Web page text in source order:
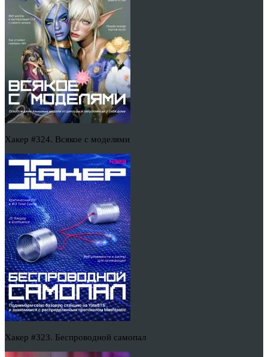
Хакер #324. Всякое с моделями
Хакер #323. Беспроводной самопал